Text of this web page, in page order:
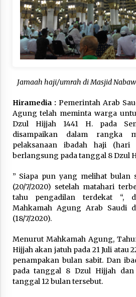
Hari Keempat
Jemaah Telah
April 25, 2026
Bapenda Provinsi
April 24, 2026
Jemaah Haji
Melalui Makkah
dan Terintegrasi
April 23, 2026
Dilema Perang AS-
April 22, 2026
Laporan
antara Pegawasan
Jamaah haji/umrah di Masjid
Hiramedia : Pemerintah Arab
Agung telah meminta warga
Dzul Hijjah 1441 H. pada
disampaikan dalam rangka
pelaksanaan ibadah haji
berlangsung pada tanggal 8 Dzul
” Siapa pun yang melihat bulan
(20/7/2020) setelah matahari
tahu pengadilan terdekat “,
Mahkamah Agung Arab Saudi
(18/7/2020).
Menurut Mahkamah Agung,
Hijjah akan jatuh pada 21 Juli atau
penampakan bulan sabit. Dan
pada tanggal 8 Dzul Hijjah
tanggal 12 bulan tersebut.